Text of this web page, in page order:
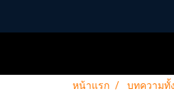
หน้าแรก บทความทั้